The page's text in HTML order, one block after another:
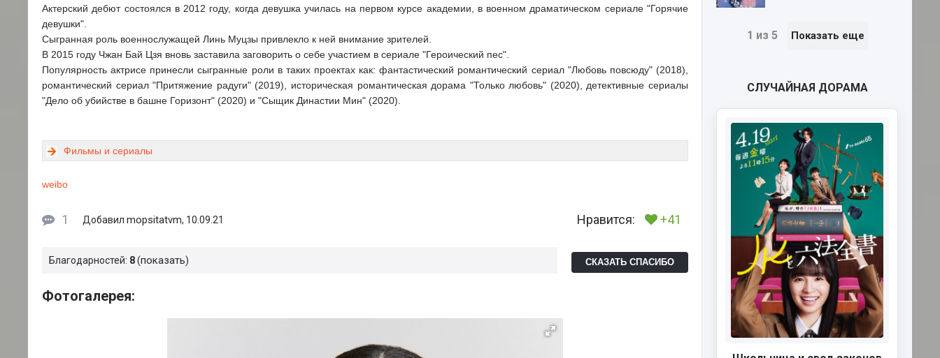
Актерский дебют состоялся в 2012 году, когда девушка училась на первом курсе академии, в военном драматическом сериале "Горячие
девушки".
Сыгранная роль военнослужащей Линь Муцзы привлекло к ней внимание зрителей.
В 2015 году Чжан Бай Цзя вновь заставила заговорить о себе участием в сериале "Героический пес".
Популярность актрисе принесли сыгранные роли в таких проектах как: фантастический романтический сериал "Любовь повсюду" (2018),
романтический сериал "Притяжение радуги" (2019), историческая романтическая дорама "Только любовь" (2020), детективные сериалы
"Дело об убийстве в башне Горизонт" (2020) и "Сыщик Династии Мин" (2020).
Фильмы и сериалы
weibo
1 Добавил mopsitatvm, 10.09.21 Нравится: +41
Благодарностей: 8 показать СКАЗАТЬ СПАСИБО
Фотогалерея:
1 из 5 Показать еще
СЛУЧАЙНАЯ ДОРАМА